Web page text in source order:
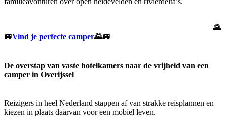
🌄
🚐Vind je perfecte camper🌄🚐
De overstap van vaste hotelkamers naar de vrijheid van een
camper in Overijssel
Reizigers in heel Nederland stappen af van strakke reisplannen en
kiezen in plaats daarvan voor een mobiel leven.